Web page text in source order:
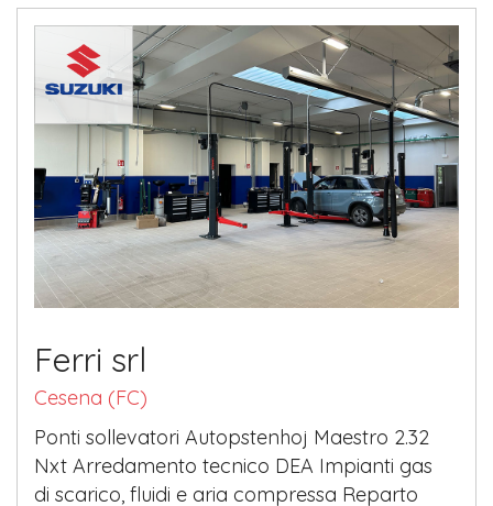
Ferri srl
Cesena (FC)
Ponti sollevatori Autopstenhoj Maestro 2.32
Nxt Arredamento tecnico DEA Impianti gas
di scarico, fluidi e aria compressa Reparto